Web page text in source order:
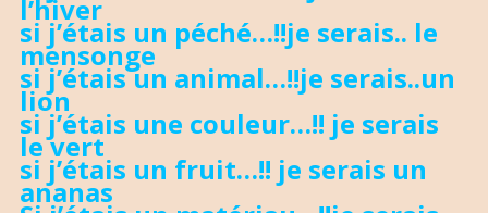
l’hiver
si j’étais un péché…!!je serais.. le
mensonge
si j’étais un animal…!!je serais..un
lion
si j’étais une couleur…!! je serais
le vert
si j’étais un fruit…!! je serais un
ananas